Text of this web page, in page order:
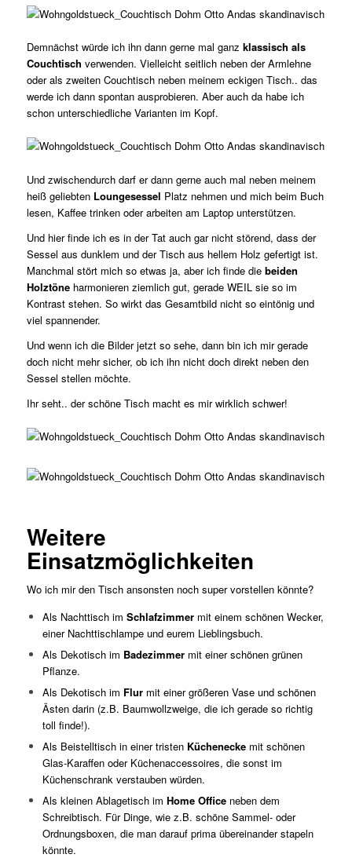
Demnächst würde ich ihn dann gerne mal ganz klassisch als
Couchtisch verwenden. Vielleicht seitlich neben der Armlehne
oder als zweiten Couchtisch neben meinem eckigen Tisch.. das
werde ich dann spontan ausprobieren. Aber auch da habe ich
schon unterschiedliche Varianten im Kopf.
Und zwischendurch darf er dann gerne auch mal neben meinem
heiß geliebtenLoungesessel Platz nehmen und mich beim Buch
lesen, Kaffee trinken oder arbeiten am Laptop unterstützen.
Und hier finde ich es in der Tat auch gar nicht störend, dass der
Sessel aus dunklem und der Tisch aus hellem Holz gefertigt ist.
Manchmal stört mich so etwas ja, aber ich finde die beiden
Holztöneharmonieren ziemlich gut, gerade WEIL sie so im
Kontrast stehen. So wirkt das Gesamtbild nicht so eintönig und
viel spannender.
Und wenn ich die Bilder jetzt so sehe, dann bin ich mir gerade
doch nicht mehr sicher, ob ich ihn nicht doch direkt neben den
Sessel stellen möchte.
Ihr seht.. der schöne Tisch macht es mir wirklich schwer!
Weitere
Einsatzmöglichkeiten
Wo ich mir den Tisch ansonsten noch super vorstellen könnte?
Als Nachttisch im Schlafzimmermit einem schönen Wecker,
einer Nachttischlampe und eurem Lieblingsbuch.
Als Dekotisch im Badezimmermit einer schönen grünen
Pflanze.
Als Dekotisch im Flurmit einer größeren Vase und schönen
Ästen darin (z.B. Baumwollzweige, die ich gerade so richtig
toll finde!).
Als Beistelltisch in einer tristen Kücheneckemit schönen
Glas-Karaffen oder Küchenaccessoires, die sonst im
Küchenschrank verstauben würden.
Als kleinen Ablagetisch im Home Officeneben dem
Schreibtisch. Für Dinge, wie z.B. schöne Sammel- oder
Ordnungsboxen, die man darauf prima übereinander stapeln
könnte.